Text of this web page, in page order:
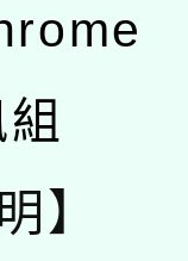
】